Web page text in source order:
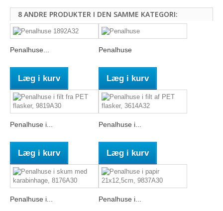
8 ANDRE PRODUKTER I DEN SAMME KATEGORI:
Penalhuse...
Læg i kurv
Penalhuse
Læg i kurv
Penalhuse i...
Læg i kurv
Penalhuse i...
Læg i kurv
Penalhuse i... Penalhuse i...